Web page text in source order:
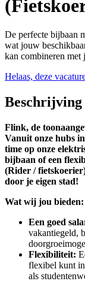
De perfecte bijbaan
wat jouw
kan combineren met
Helaas, deze
Beschrijving
Flink, de
Vanuit onze hubs
time op onze
bijbaan of een
(Rider /
door je eigen stad!
Wat wij jou bieden:
Een goed
vakantiegeld,
Flexibiliteit:
flexibel kunt
als